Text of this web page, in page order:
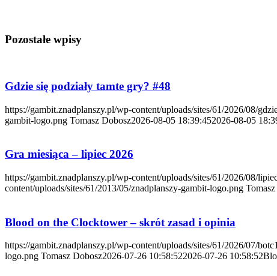
Pozostałe wpisy
Gdzie się podziały tamte gry? #48
https://gambit.znadplanszy.pl/wp-content/uploads/sites/61/2026/08/
gambit-logo.png Tomasz Dobosz2026-08-05 18:39:452026-08-05
Gra miesiąca – lipiec 2026
https://gambit.znadplanszy.pl/wp-content/uploads/sites/61/2026/08/
content/uploads/sites/61/2013/05/znadplanszy-gambit-logo.png
Blood on the Clocktower – skrót zasad i opinia
https://gambit.znadplanszy.pl/wp-content/uploads/sites/61/2026/07/
logo.png Tomasz Dobosz2026-07-26 10:58:522026-07-26 10:58:52